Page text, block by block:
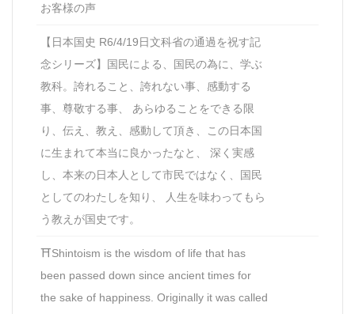
お客様の声
【日本国史 R6/4/19日文科省の通過を祝す記
念シリーズ】国民による、国民の為に、学ぶ
教科。誇れること、誇れない事、感動する
事、尊敬する事、 あらゆることをできる限
り、伝え、教え、感動して頂き、この日本国
に生まれて本当に良かったなと、 深く実感
し、本来の日本人として市民ではなく、国民
としてのわたしを知り、 人生を味わってもら
う教えが国史です。
⛩Shintoism is the wisdom of life that has
been passed down since ancient times for
the sake of happiness. Originally it was called